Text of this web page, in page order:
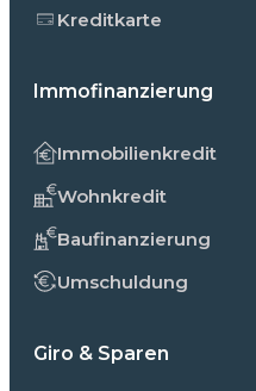
Kreditkarte
Immofinanzierung
Immobilienkredit
Wohnkredit
Baufinanzierung
Umschuldung
Giro & Sparen